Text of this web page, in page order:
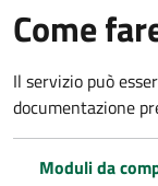
Come
Il servizio può
documentazione
Moduli da